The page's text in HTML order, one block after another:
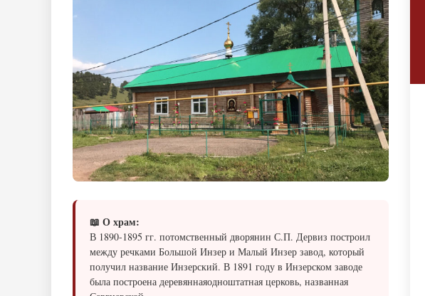
📖 О храм:
В 1890-1895 гг. потомственный дворянин С.П. Дервиз построил
между речками Большой Инзер и Малый Инзер завод, который
получил название Инзерский. В 1891 году в Инзерском заводе
была построена деревяннаяодноштатная церковь, названная